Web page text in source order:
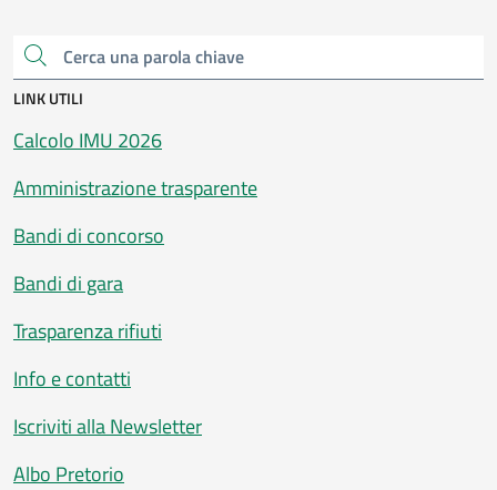
Cerca una parola chiave
LINK UTILI
Calcolo IMU 2026
Amministrazione trasparente
Bandi di concorso
Bandi di gara
Trasparenza rifiuti
Info e contatti
Iscriviti alla Newsletter
Albo Pretorio